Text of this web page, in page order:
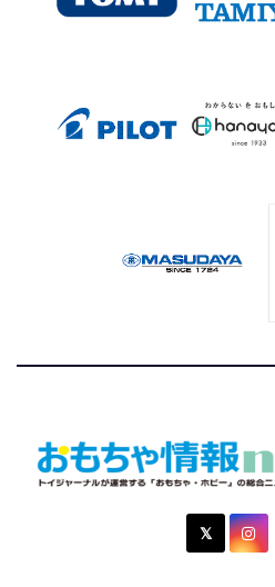
おもちゃ情報net.
トイジャーナルが運営する「お